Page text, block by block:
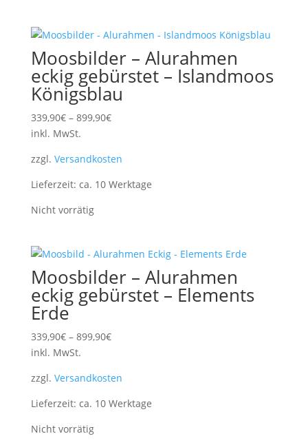
Moosbilder – Alurahmen
eckig gebürstet – Islandmoos
Königsblau
339,90€– 899,90€
inkl. MwSt.
zzgl. Versandkosten
Lieferzeit: ca. 10 Werktage
Nicht vorrätig
Moosbilder – Alurahmen
eckig gebürstet – Elements
Erde
339,90€– 899,90€
inkl. MwSt.
zzgl. Versandkosten
Lieferzeit: ca. 10 Werktage
Nicht vorrätig